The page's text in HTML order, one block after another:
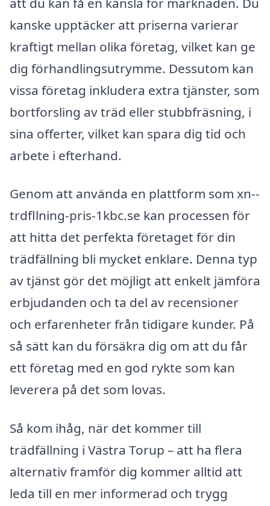
kanske upptäcker att priserna varierar
kraftigt mellan olika företag, vilket kan ge
dig förhandlingsutrymme. Dessutom kan
vissa företag inkludera extra tjänster, som
bortforsling av träd eller stubbfräsning, i
sina offerter, vilket kan spara dig tid och
arbete i efterhand.
Genom att använda en plattform som xn--
trdfllning-pris-1kbc.se kan processen för
att hitta det perfekta företaget för din
trädfällning bli mycket enklare. Denna typ
av tjänst gör det möjligt att enkelt jämföra
erbjudanden och ta del av recensioner
och erfarenheter från tidigare kunder. På
så sätt kan du försäkra dig om att du får
ett företag med en god rykte som kan
leverera på det som lovas.
Så kom ihåg, när det kommer till
trädfällning i Västra Torup – att ha flera
alternativ framför dig kommer alltid att
leda till en mer informerad och trygg